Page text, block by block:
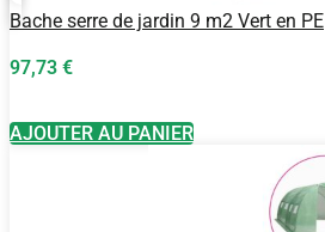
Bache serre de jardin 9 m2 Vert en PE
97,73 €
AJOUTER AU PANIER